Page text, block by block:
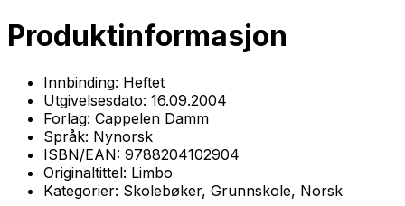
Produktinformasjon
Innbinding: Heftet
Utgivelsesdato: 16.09.2004
Forlag: Cappelen Damm
Språk: Nynorsk
ISBN/EAN: 9788204102904
Originaltittel: Limbo
Kategorier: Skolebøker, Grunnskole, Norsk